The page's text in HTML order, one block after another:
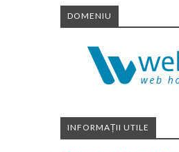
DOMENIU
INFORMAȚII UTILE